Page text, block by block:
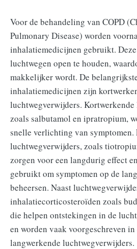
Voor de behandeling van COPD
Pulmonary Disease) worden
inhalatiemedicijnen gebruikt.
luchtwegen open te houden,
makkelijker wordt. De
inhalatiemedicijnen zijn
luchtwegverwijders.
zoals salbutamol en ipratropium,
snelle verlichting van symptomen.
luchtwegverwijders, zoals
zorgen voor een langdurig effect
gebruikt om symptomen op de
beheersen. Naast
inhalatiecorticosteroïden zoals
die helpen ontstekingen in de
en worden vaak voorgeschreven
langwerkende luchtwegverwijders.